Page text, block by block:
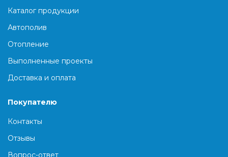
Каталог продукции
Автополив
Отопление
Выполненные проекты
Доставка и оплата
Покупателю
Контакты
Отзывы
Вопрос-ответ